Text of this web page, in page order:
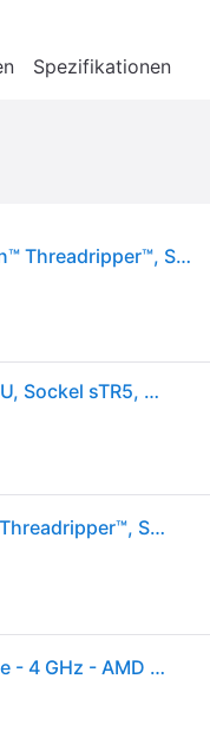
Spezifikationen
AMD Ryzen Threadripper 7970X, AMD Ryzen™ Threadripper™, Socket sTR5, 5 nm, Box, AMD, 7970X
AMD Ryzen™ Threadripper™ 7970X 32-Kern CPU, Sockel sTR5, Boxed (ohne Kühler)
AMD Ryzen Threadripper 7970X, AMD Ryzen™ Threadripper™, Socket sTR5, 5 nm, Box, AMD, 7970X
AMD Ryzen Threadripper 7970X CPU - 32 Kerne - 4 GHz - AMD sTR5 - AMD Boxed (ohne Kühler)